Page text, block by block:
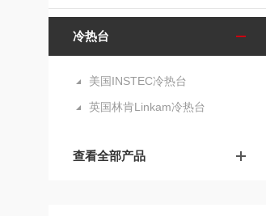
冷热台
美国INSTEC冷热台
英国林肯Linkam冷热台
查看全部产品